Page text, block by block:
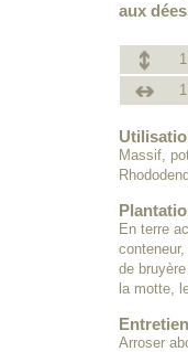
aux
Massif,
En terre
de
la motte,
Entretien
Arroser